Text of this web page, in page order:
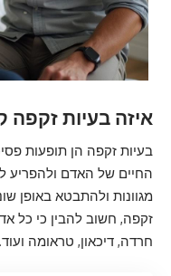
איזה בעיות זקפה
בעיות זקפה הן תופעות
החיים של האדם ולהפריע
מגוונות ולהתבטא באופן
זקפה, חשוב להבין כי כל
חרדה, דיכאון, טראומה ועוד.